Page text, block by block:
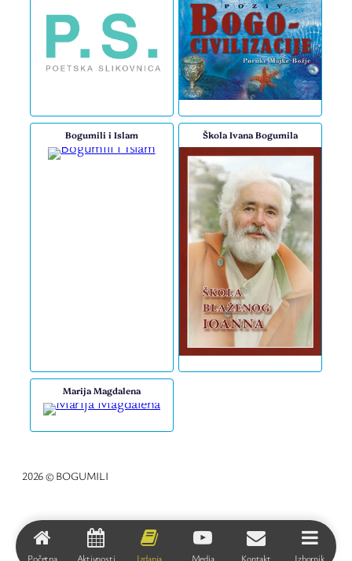
Bogumili i Islam Škola Ivana Bogumila
Marija Magdalena
2026 © BOGUMILI
Početna Aktivnosti Izdanja Media Kontakt Izbornik